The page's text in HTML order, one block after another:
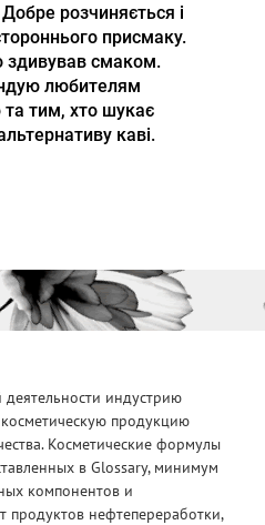
розчиняється і
присмаку.
здивував смаком.
любителям
та тим, хто шукає
каві.
индустрию
продукцию
Косметические формулы
в Glossary, минимум
компонентов и
продуктов нефтепереработки,